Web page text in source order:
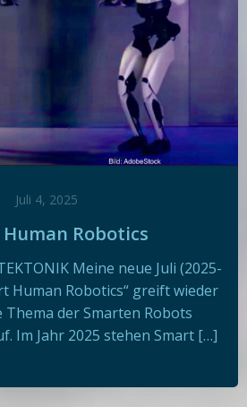
Juli 4, 2025
Robotics
Meine neue Juli (2025-
Human Robotics“ greift wieder
Thema der Smarten Robots
Im Jahr 2025 stehen Smart […]